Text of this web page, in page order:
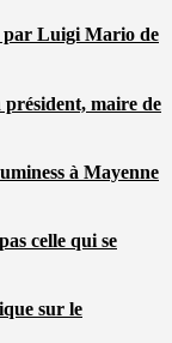
par Luigi Mario de
maire de
à Mayenne
celle qui se
sur le